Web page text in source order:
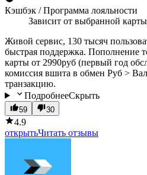
Кэшбэк / Программа лояльности
Зависит от выбранной карты
Живой сервис, 130 тысяч
быстрая поддержка. Пополнение
карты от 2990руб (первый год
комиссия вшита в обмен Руб >
транзакцию.
ПодробнееСкрыть
59 30
4.9
открытьЧитать отзывы